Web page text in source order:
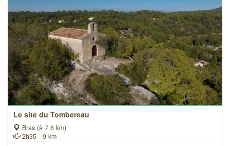
Le site du Tombereau
Bras (à 7.8 km)
2h35 - 9 km